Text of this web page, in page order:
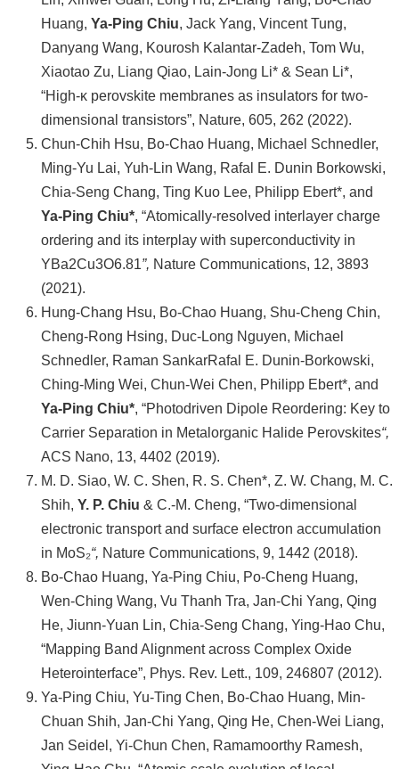
Huang, Ya-Ping Chiu, Jack Yang, Vincent Tung,
Danyang Wang, Kourosh Kalantar-Zadeh, Tom Wu,
Xiaotao Zu, Liang Qiao, Lain-Jong Li* & Sean Li*,
“High-κ perovskite membranes as insulators for two-
dimensional transistors”, Nature, 605, 262 (2022).
Chun-Chih Hsu, Bo-Chao Huang, Michael Schnedler,
Ming-Yu Lai, Yuh-Lin Wang, Rafal E. Dunin Borkowski,
Chia-Seng Chang, Ting Kuo Lee, Philipp Ebert*, and
Ya-Ping Chiu*, “Atomically-resolved interlayer charge
ordering and its interplay with superconductivity in
YBa2Cu3O6.81”, Nature Communications, 12, 3893
(2021).
Hung-Chang Hsu, Bo-Chao Huang, Shu-Cheng Chin,
Cheng-Rong Hsing, Duc-Long Nguyen, Michael
Schnedler, Raman SankarRafal E. Dunin-Borkowski,
Ching-Ming Wei, Chun-Wei Chen, Philipp Ebert*, and
Ya-Ping Chiu*, “Photodriven Dipole Reordering: Key to
Carrier Separation in Metalorganic Halide Perovskites“,
ACS Nano, 13, 4402 (2019).
M. D. Siao, W. C. Shen, R. S. Chen*, Z. W. Chang, M. C.
Shih, Y. P. Chiu & C.-M. Cheng, “Two-dimensional
electronic transport and surface electron accumulation
in MoS₂“, Nature Communications, 9, 1442 (2018).
Bo-Chao Huang, Ya-Ping Chiu, Po-Cheng Huang,
Wen-Ching Wang, Vu Thanh Tra, Jan-Chi Yang, Qing
He, Jiunn-Yuan Lin, Chia-Seng Chang, Ying-Hao Chu,
“Mapping Band Alignment across Complex Oxide
Heterointerface”, Phys. Rev. Lett., 109, 246807 (2012).
Ya-Ping Chiu, Yu-Ting Chen, Bo-Chao Huang, Min-
Chuan Shih, Jan-Chi Yang, Qing He, Chen-Wei Liang,
Jan Seidel, Yi-Chun Chen, Ramamoorthy Ramesh,